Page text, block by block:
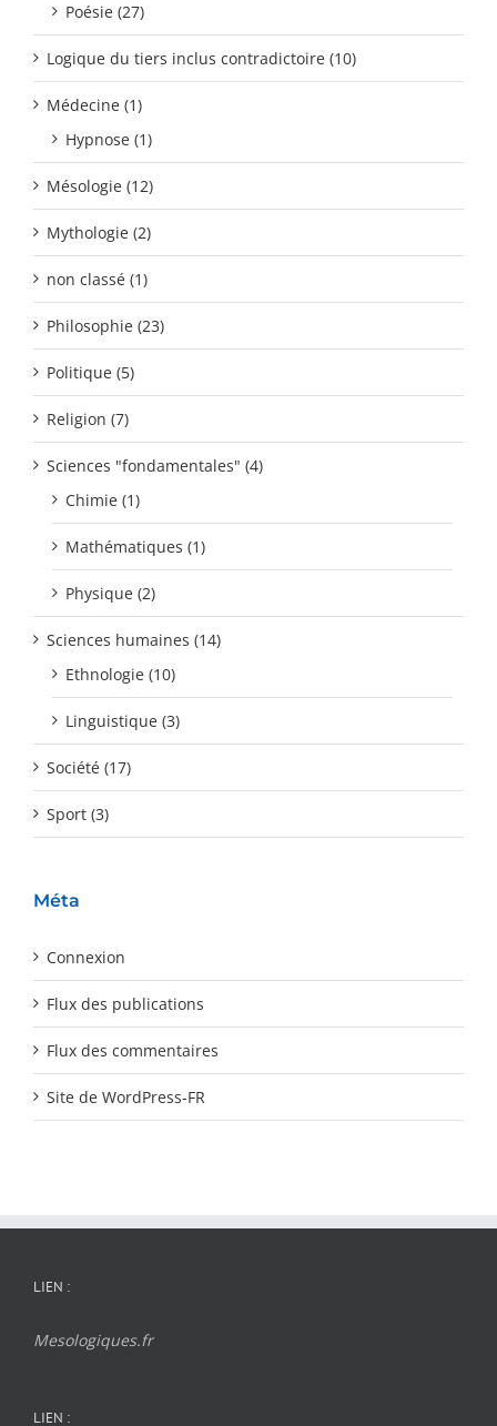
Poésie (27)
Logique du tiers inclus contradictoire (10)
Médecine (1)
Hypnose (1)
Mésologie (12)
Mythologie (2)
non classé (1)
Philosophie (23)
Politique (5)
Religion (7)
Sciences "fondamentales" (4)
Chimie (1)
Mathématiques (1)
Physique (2)
Sciences humaines (14)
Ethnologie (10)
Linguistique (3)
Société (17)
Sport (3)
Méta
Connexion
Flux des publications
Flux des commentaires
Site de WordPress-FR
LIEN :
Mesologiques.fr
LIEN :